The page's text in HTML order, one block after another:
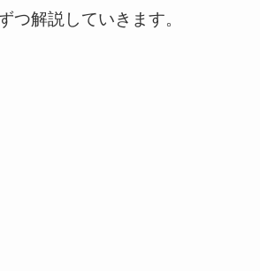
つ解説していきます。